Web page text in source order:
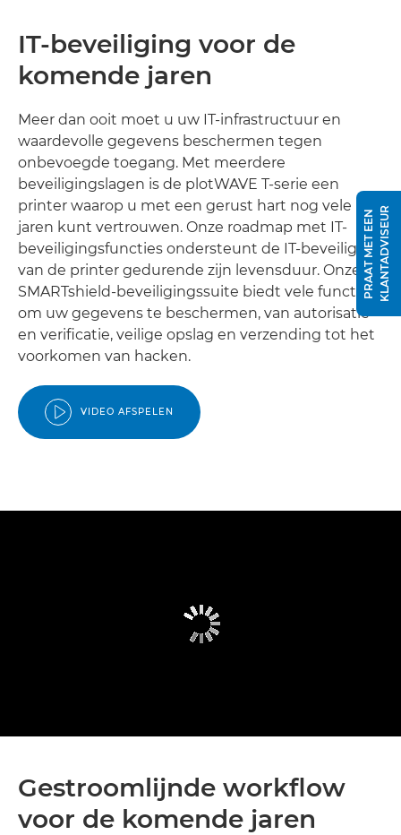
IT-beveiliging voor de
komende jaren
Meer dan ooit moet u uw IT-infrastructuur en
waardevolle gegevens beschermen tegen
onbevoegde toegang. Met meerdere
beveiligingslagen is de plotWAVE T-serie een
printer waarop u met een gerust hart nog vele
jaren kunt vertrouwen. Onze roadmap met IT-
beveiligingsfuncties ondersteunt de IT-beveiliging
van de printer gedurende zijn levensduur. Onze
SMARTshield-beveiligingssuite biedt vele functies
om uw gegevens te beschermen, van autorisatie
en verificatie, veilige opslag en verzending tot het
voorkomen van hacken.
VIDEO AFSPELEN
Gestroomlijnde workflow
voor de komende jaren
P
R
A
A
T
M
E
T
E
E
N
K
L
A
N
T
A
D
V
I
S
E
UR